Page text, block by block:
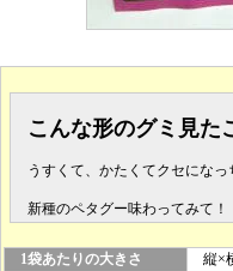
こんな形のグミ見た
うすくて、かたくてクセになっ
新種のペタグー味わってみて！
1袋あたりの大きさ
縦×